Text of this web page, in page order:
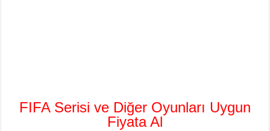
FIFA Serisi ve Diğer Oyunları Uygun
Fiyata Al